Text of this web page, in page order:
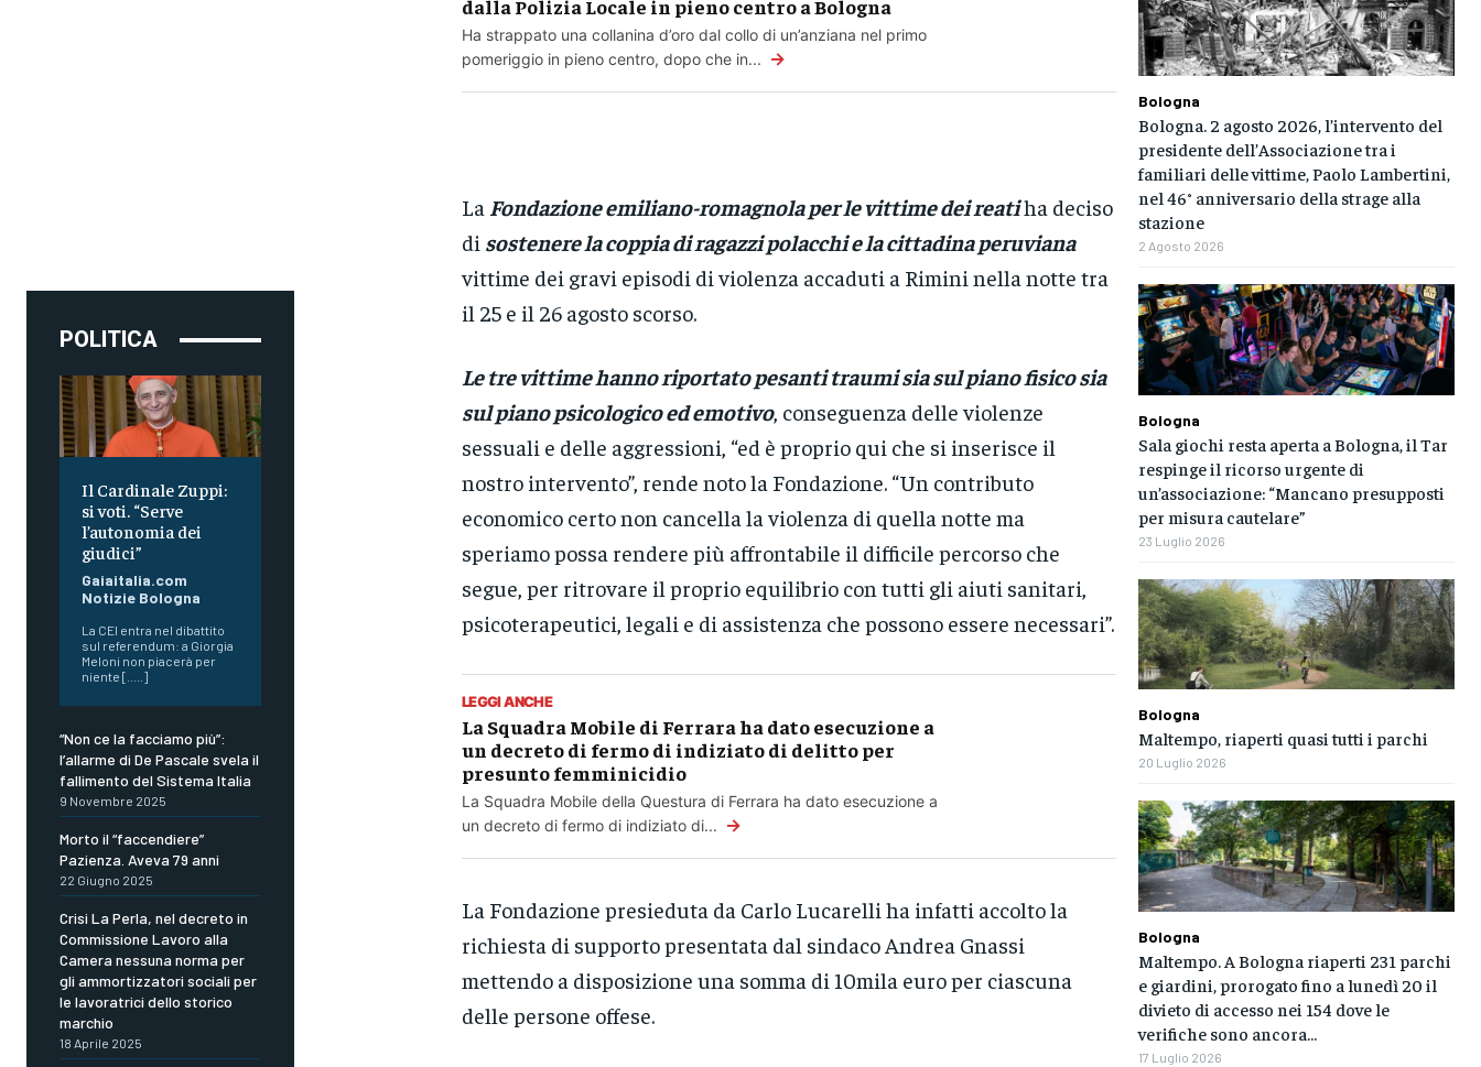
POLITICA
Il Cardinale Zuppi:
si voti. “Serve
l’autonomia dei
giudici”
Gaiaitalia.com
Notizie Bologna
La CEI entra nel dibattito
sul referendum: a Giorgia
Meloni non piacerà per
niente [.....]
“Non ce la facciamo più”:
l’allarme di De Pascale svela il
fallimento del Sistema Italia
9 Novembre 2025
Morto il “faccendiere”
Pazienza. Aveva 79 anni
22 Giugno 2025
Crisi La Perla, nel decreto in
Commissione Lavoro alla
Camera nessuna norma per
gli ammortizzatori sociali per
le lavoratrici dello storico
marchio
18 Aprile 2025
dalla Polizia Locale in pieno centro a Bologna
Ha strappato una collanina d’oro dal collo di un’anziana nel primo
pomeriggio in pieno centro, dopo che in... →
La Fondazione emiliano-romagnola per le vittime dei reatiha deciso
di sostenere la coppia di ragazzi polacchi e la cittadina peruviana
vittime dei gravi episodi di violenza accaduti a Rimini nella notte tra
il 25 e il 26 agosto scorso.
Le tre vittime hanno riportato pesanti traumi sia sul piano fisico sia
sul piano psicologico ed emotivo, conseguenza delle violenze
sessuali e delle aggressioni, “ed è proprio qui che si inserisce il
nostro intervento”, rende noto la Fondazione. “Un contributo
economico certo non cancella la violenza di quella notte ma
speriamo possa rendere più affrontabile il difficile percorso che
segue, per ritrovare il proprio equilibrio con tutti gli aiuti sanitari,
psicoterapeutici, legali e di assistenza che possono essere necessari”.
LEGGI ANCHE
La Squadra Mobile di Ferrara ha dato esecuzione a
un decreto di fermo di indiziato di delitto per
presunto femminicidio
La Squadra Mobile della Questura di Ferrara ha dato esecuzione a
un decreto di fermo di indiziato di... →
La Fondazione presieduta da Carlo Lucarelli ha infatti accolto la
richiesta di supporto presentata dal sindaco Andrea Gnassi
mettendo a disposizione una somma di 10mila euro per ciascuna
delle persone offese.
Bologna
Bologna. 2 agosto 2026, l’intervento del
presidente dell’Associazione tra i
familiari delle vittime, Paolo Lambertini,
nel 46° anniversario della strage alla
stazione
2 Agosto 2026
Bologna
Sala giochi resta aperta a Bologna, il Tar
respinge il ricorso urgente di
un’associazione: “Mancano presupposti
per misura cautelare”
23 Luglio 2026
Bologna
Maltempo, riaperti quasi tutti i parchi
20 Luglio 2026
Bologna
Maltempo. A Bologna riaperti 231 parchi
e giardini, prorogato fino a lunedì 20 il
divieto di accesso nei 154 dove le
verifiche sono ancora...
17 Luglio 2026